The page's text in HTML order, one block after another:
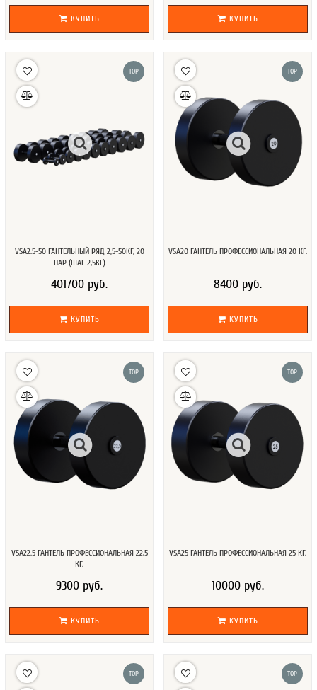
КУПИТЬ КУПИТЬ
TOP
VSA2.5-50 ГАНТЕЛЬНЫЙ РЯД 2,5-50КГ, 20
ПАР (ШАГ 2,5КГ)
401700 руб.
КУПИТЬ
TOP
VSA20 ГАНТЕЛЬ ПРОФЕССИОНАЛЬНАЯ 20 КГ.
8400 руб.
КУПИТЬ
TOP
VSA22.5 ГАНТЕЛЬ ПРОФЕССИОНАЛЬНАЯ 22,5
КГ.
9300 руб.
КУПИТЬ
TOP
VSA25 ГАНТЕЛЬ ПРОФЕССИОНАЛЬНАЯ 25 КГ.
10000 руб.
КУПИТЬ
TOP TOP